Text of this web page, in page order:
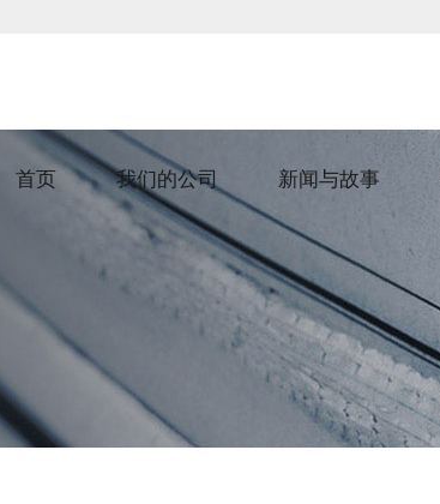
首页 我们的公司 新闻与故事